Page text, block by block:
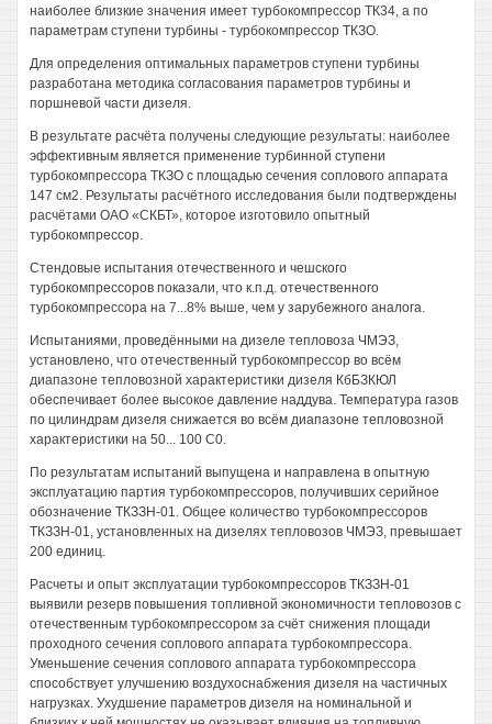
наиболее близкие значения имеет турбокомпрессор ТК34, а по
параметрам ступени турбины - турбокомпрессор ТКЗО.
Для определения оптимальных параметров ступени турбины
разработана методика согласования параметров турбины и
поршневой части дизеля.
В результате расчёта получены следующие результаты: наиболее
эффективным является применение турбинной ступени
турбокомпрессора ТКЗО с площадью сечения соплового аппарата
147 см2. Результаты расчётного исследования были подтверждены
расчётами ОАО «СКБТ», которое изготовило опытный
турбокомпрессор.
Стендовые испытания отечественного и чешского
турбокомпрессоров показали, что к.п.д. отечественного
турбокомпрессора на 7...8% выше, чем у зарубежного аналога.
Испытаниями, проведёнными на дизеле тепловоза ЧМЭЗ,
установлено, что отечественный турбокомпрессор во всём
диапазоне тепловозной характеристики дизеля КбБЗКЮЛ
обеспечивает более высокое давление наддува. Температура газов
по цилиндрам дизеля снижается во всём диапазоне тепловозной
характеристики на 50... 100 С0.
По результатам испытаний выпущена и направлена в опытную
эксплуатацию партия турбокомпрессоров, получивших серийное
обозначение ТКЗЗН-01. Общее количество турбокомпрессоров
ТКЗЗН-01, установленных на дизелях тепловозов ЧМЭЗ, превышает
200 единиц.
Расчеты и опыт эксплуатации турбокомпрессоров ТКЗЗН-01
выявили резерв повышения топливной экономичности тепловозов с
отечественным турбокомпрессором за счёт снижения площади
проходного сечения соплового аппарата турбокомпрессора.
Уменьшение сечения соплового аппарата турбокомпрессора
способствует улучшению воздухоснабжения дизеля на частичных
нагрузках. Ухудшение параметров дизеля на номинальной и